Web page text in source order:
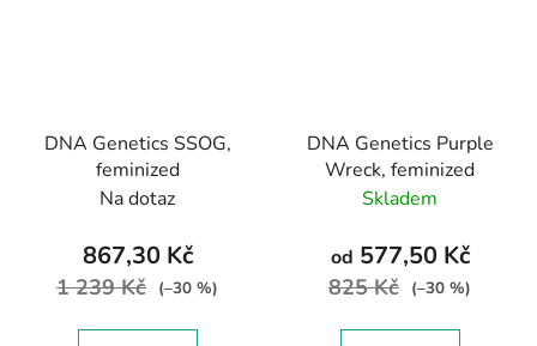
DNA Genetics SSOG,
feminized
Na dotaz
867,30 Kč
1 239 Kč (–30 %)
DNA Genetics Purple
Wreck, feminized
Skladem
od 577,50 Kč
825 Kč (–30 %)